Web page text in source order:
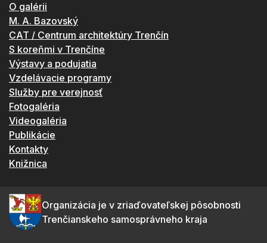
O galérii
M. A. Bazovský
CAT / Centrum architektúry Trenčín
S koreňmi v Trenčíne
Výstavy a podujatia
Vzdelávacie programy
Služby pre verejnosť
Fotogaléria
Videogaléria
Publikácie
Kontakty
Knižnica
Organizácia je v zriaďovateľskej pôsobnosti
Trenčianskeho samosprávneho kraja